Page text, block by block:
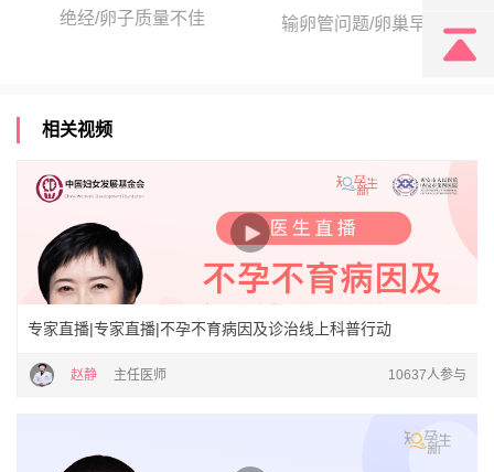
绝经/卵子质量不佳 输卵管问题/卵巢早衰
相关视频
专家直播|专家直播|不孕不育病因及诊治线上科普行动
赵静 主任医师 10637人参与